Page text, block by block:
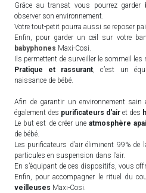
Grâce au transat vous pourrez
observer son environnement.
Votre tout-petit pourra aussi se reposer
Enfin, pour garder un œil sur votre
babyphones Maxi-Cosi.
Ils permettent de surveiller le sommeil
Pratique et rassurant, c’est un
naissance de bébé.
Afin de garantir un environnement sain
également des purificateurs d'air et des
Le but est de créer une atmosphère
de bébé.
Les purificateurs d’air éliminent 99% de
particules en suspension dans l’air.
En s’équipant de ces dispositifs, vous
Enfin, pour accompagner le rituel du
veilleuses Maxi-Cosi.